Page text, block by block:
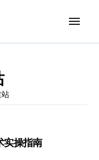
实操指南